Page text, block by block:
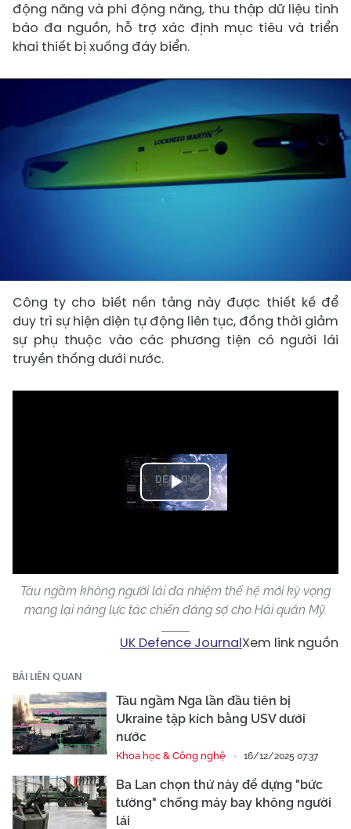
động năng và phi động năng, thu thập dữ liệu tình
báo đa nguồn, hỗ trợ xác định mục tiêu và triển
khai thiết bị xuống đáy biển.
Công ty cho biết nền tảng này được thiết kế để
duy trì sự hiện diện tự động liên tục, đồng thời giảm
sự phụ thuộc vào các phương tiện có người lái
truyền thống dưới nước.
Play
Tàu ngầm không người lái đa nhiệm thế hệ mới kỳ vọng
mang lại năng lực tác chiến đáng sợ cho Hải quân Mỹ.
UK Defence JournalXem link nguồn
BÀI LIÊN QUAN
Tàu ngầm Nga lần đầu tiên bị
Ukraine tập kích bằng USV dưới
nước
Khoa học & Công nghệ 16/12/2025 07:37
Ba Lan chọn thứ này để dựng "bức
tường" chống máy bay không người
lái